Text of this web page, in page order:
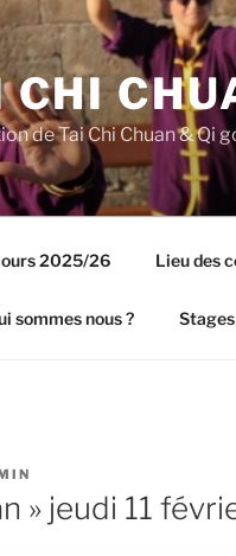
CHI
de Tai Chi Chuan & Qi
2025/26 Lieu des
sommes nous ?
» jeudi 11